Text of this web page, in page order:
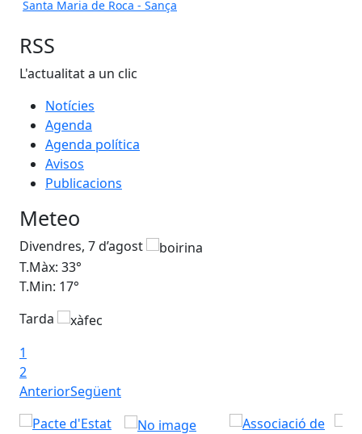
Santa Maria de Roca - Sança
RSS
L'actualitat a un clic
Notícies
Agenda
Agenda política
Avisos
Publicacions
Meteo
Divendres, 7 d’agost
T.Màx: 33°
T.Min: 17°
Tarda
1
2
AnteriorSegüent